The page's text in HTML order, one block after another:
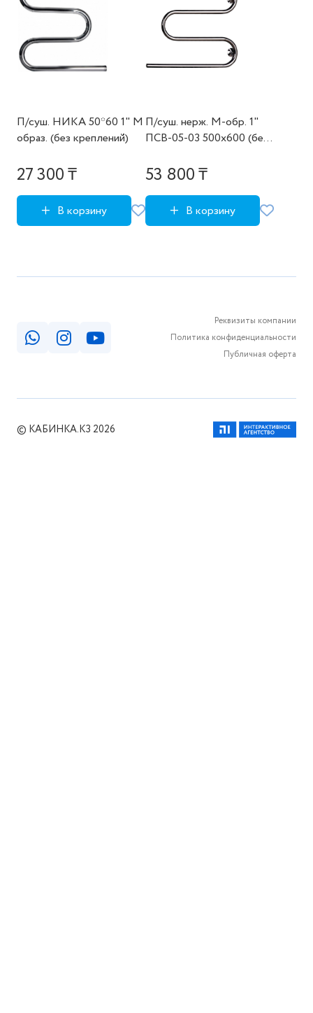
П/суш. НИКА 50*60 1" М
образ. (без креплений)
27 300 ₸
В корзину
П/суш. нерж. М-обр. 1"
ПСВ-05-03 500х600 (без
53 800 ₸
В корзину
Реквизиты компании
Политика конфиденциальности
Публичная оферта
© КАБИНКА.КЗ 2026